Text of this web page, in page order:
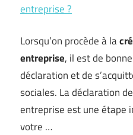
entreprise ?
Lorsqu’on procède à la
entreprise, il est de
déclaration et de
sociales. La déclaration
entreprise est une étape
votre …